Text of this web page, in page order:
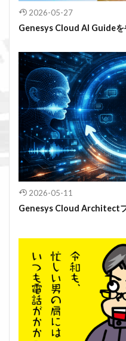
2026-05-27
Genesys Cloud AI Guideを
2026-05-11
Genesys Cloud Architect